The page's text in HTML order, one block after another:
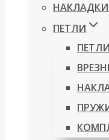
ПЕТЛИ